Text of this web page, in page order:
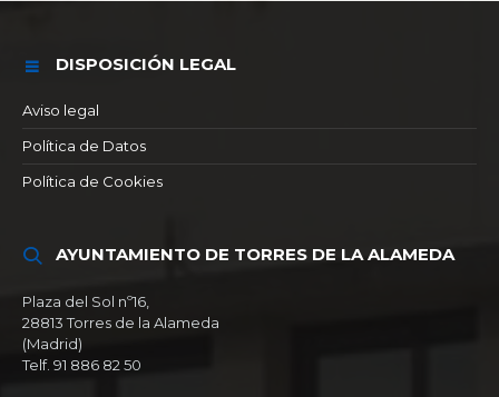
DISPOSICIÓN LEGAL
Aviso legal
Política de Datos
Política de Cookies
AYUNTAMIENTO DE TORRES DE LA ALAMEDA
Plaza del Sol nº16,
28813 Torres de la Alameda
(Madrid)
Telf. 91 886 82 50